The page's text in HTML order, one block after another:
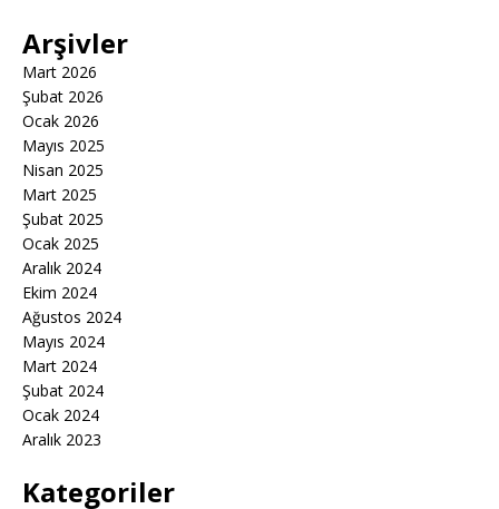
Arşivler
Mart 2026
Şubat 2026
Ocak 2026
Mayıs 2025
Nisan 2025
Mart 2025
Şubat 2025
Ocak 2025
Aralık 2024
Ekim 2024
Ağustos 2024
Mayıs 2024
Mart 2024
Şubat 2024
Ocak 2024
Aralık 2023
Kategoriler